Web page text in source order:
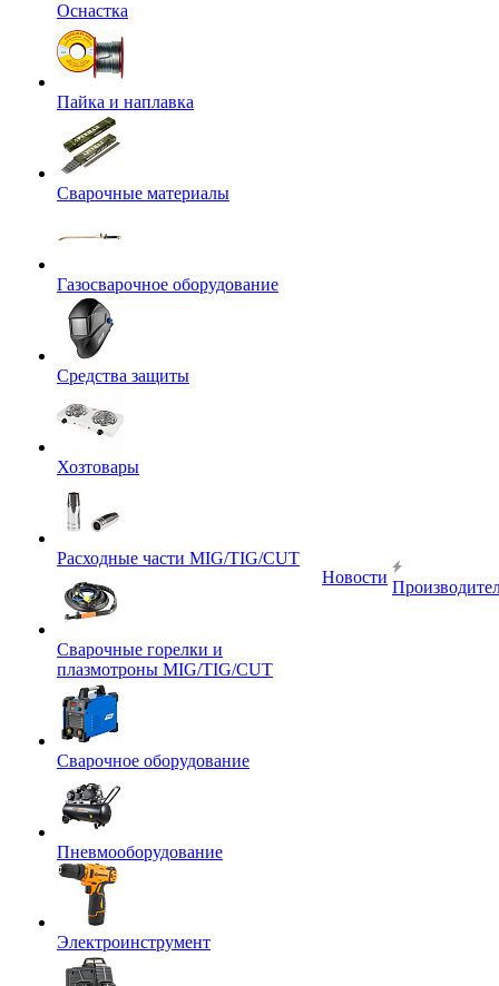
Оснастка
Пайка и наплавка
Сварочные материалы
Газосварочное оборудование
Средства защиты
Хозтовары
Расходные части MIG/TIG/CUT
Сварочные горелки и
плазмотроны MIG/TIG/CUT
Сварочное оборудование
Пневмооборудование
Электроинструмент
Новости